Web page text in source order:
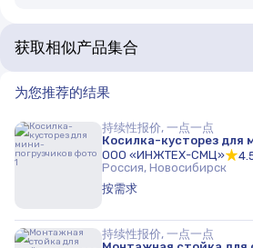
获取相似产品集合
为您推荐的结果
持续性报价, 一点一点
Косилка-кусторез для
ООО «ИНЖТЕХ-СМЦ»
Россия, Новосибирск
按需求
持续性报价, 一点一点